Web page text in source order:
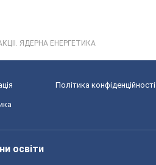
ЯДЕРНА ЕНЕРГЕТИКА
Політика конфіденційності
освіти